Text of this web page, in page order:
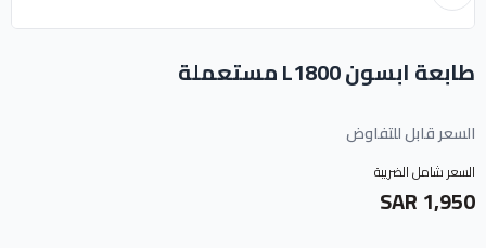
طابعة ابسون L1800 مستعملة
السعر قابل للتفاوض
السعر شامل الضريبة
1,950 SAR